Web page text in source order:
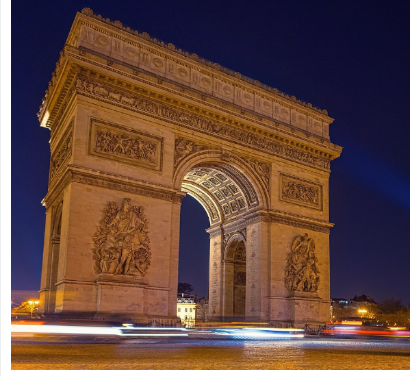
💼 Offre d'emploi :Data Engineer (Alternance)
💼 Offre d'emploi :Research Engineer in AI-driven Social Simulations (application deadline ...
💼 Offre d'emploi :Head of IT Infrastructure and Client Services Section
💼 Offre d'emploi :Développeur Fullstack - équipe Content